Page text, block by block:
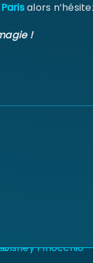
alors
!